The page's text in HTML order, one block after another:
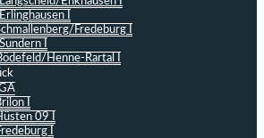
I
Fredeburg I
Sundern I
Henne-Rartal I
I
09 I
I